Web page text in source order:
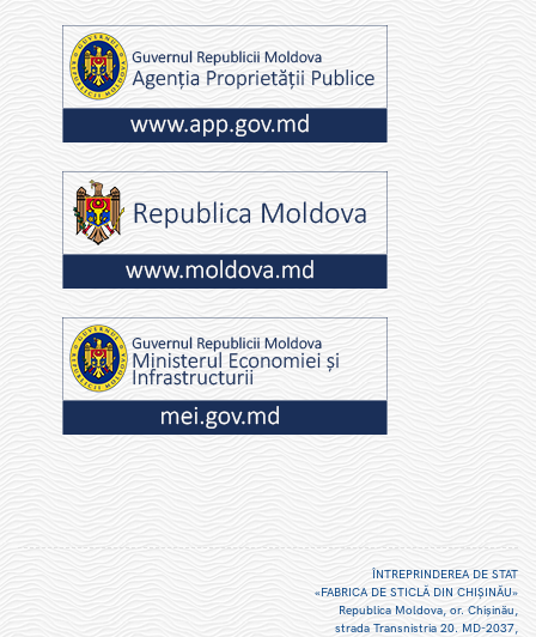
ÎNTREPRINDEREA DE STAT
«FABRICA DE STICLĂ DIN CHIŞINĂU»
Republica Moldova, or. Chişinău,
strada Transnistria 20. MD-2037,